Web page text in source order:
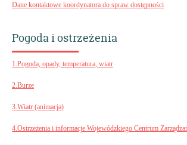
Dane kontaktowe koordynatora do spraw dostępności
Pogoda i ostrzeżenia
1.Pogoda, opady, temperatura, wiatr
2.Burze
3.Wiatr (animacja)
4.Ostrzeżenia i informacje Wojewódzkiego Centrum